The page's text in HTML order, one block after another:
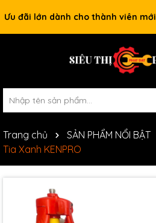
Ưu đãi lớn dành cho thành viên mới
Trang chủ SẢN PHẨM NỔI BẬT
Tia Xanh KENPRO